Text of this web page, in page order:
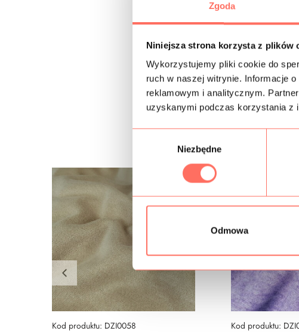
Zgoda
Niniejsza strona korzysta z plików
Wykorzystujemy pliki cookie do
ruch w naszej witrynie. Informacje
reklamowym i analitycznym.
uzyskanymi podczas korzystania z
r
o
y
Niezbędne
Odmowa
Kod produktu: DZI0058 Kod produktu: